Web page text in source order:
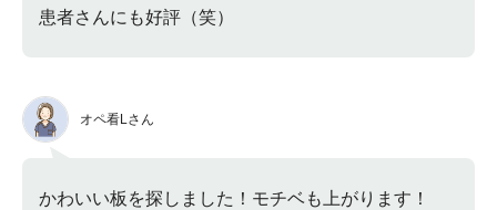
患者さんにも好評（笑）
オペ看Lさん
かわいい板を探しました！モチベも上がります！